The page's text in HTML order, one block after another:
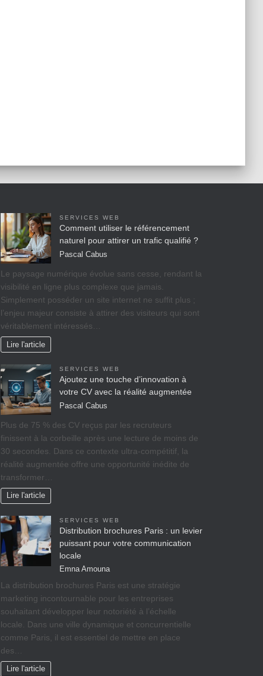
SERVICES WEB
Comment utiliser le référencement
naturel pour attirer un trafic qualifié ?
Pascal Cabus
Le paysage numérique évolue sans cesse, rendant la
visibilité en ligne plus complexe que jamais.
Simplement posséder un site internet ne suffit plus ;
l’enjeu majeur consiste à attirer des visiteurs qui sont
véritablement intéressés…
Lire l'article
SERVICES WEB
Ajoutez une touche d’innovation à
votre CV avec la réalité augmentée
Pascal Cabus
Plus de 75 % des CV reçus par les recruteurs
finissent à la corbeille après une lecture de moins de
30 secondes. Dans ce contexte ultra-compétitif, la
réalité augmentée offre une opportunité inédite de
transformer…
Lire l'article
SERVICES WEB
Distribution brochures Paris : un levier
puissant pour votre communication
locale
Emna Amouna
La distribution brochures Paris est une stratégie
marketing incontournable pour les entreprises
souhaitant développer leur notoriété à l’échelle
locale. Dans une ville dynamique et concurrentielle
comme Paris, il est essentiel de mettre en place
des…
Lire l'article